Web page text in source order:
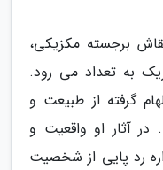
دی ریورا (1907-1954)، نقاش برجسته مکزیکی،
به تعداد می رود.
گرفته از طبیعت و
آثار او واقعیت و
رد پایی از شخصیت